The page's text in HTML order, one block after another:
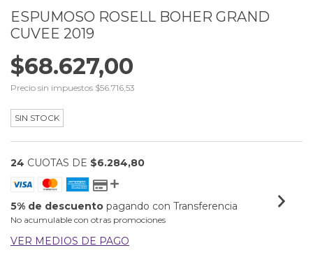
ESPUMOSO ROSELL BOHER GRAND
CUVEE 2019
$68.627,00
Precio sin impuestos $56.716,53
SIN STOCK
24 CUOTAS DE $6.284,80
5% de descuento pagando con Transferencia
No acumulable con otras promociones
VER MEDIOS DE PAGO